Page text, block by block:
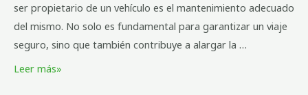
ser propietario de un vehículo es el mantenimiento adecuado
del mismo. No solo es fundamental para garantizar un viaje
seguro, sino que también contribuye a alargar la …
Leer más»